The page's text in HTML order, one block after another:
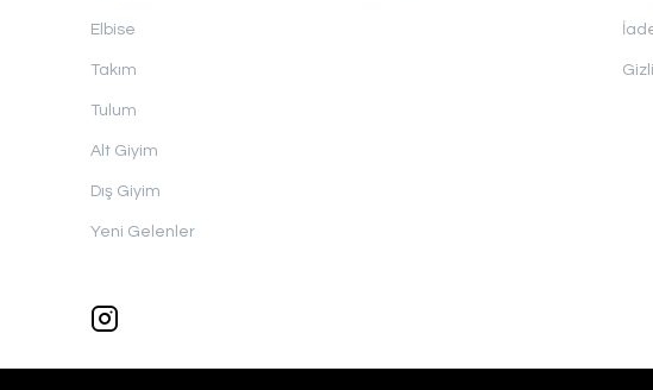
Elbise
Takım
Tulum
Alt Giyim
Dış Giyim
Yeni Gelenler